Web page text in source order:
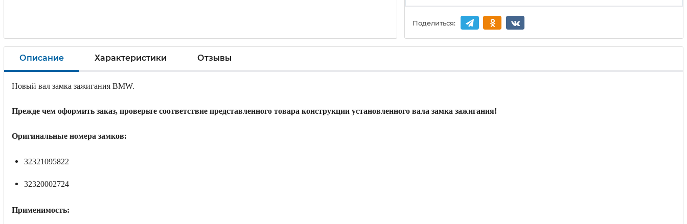
Поделиться:
Описание Характеристики Отзывы
Новый вал замка зажигания BMW.
Прежде чем оформить заказ, проверьте соответствие представленного товара конструкции установленного вала замка зажигания!
Оригинальные номера замков:
32321095822
32320002724
Применимость: